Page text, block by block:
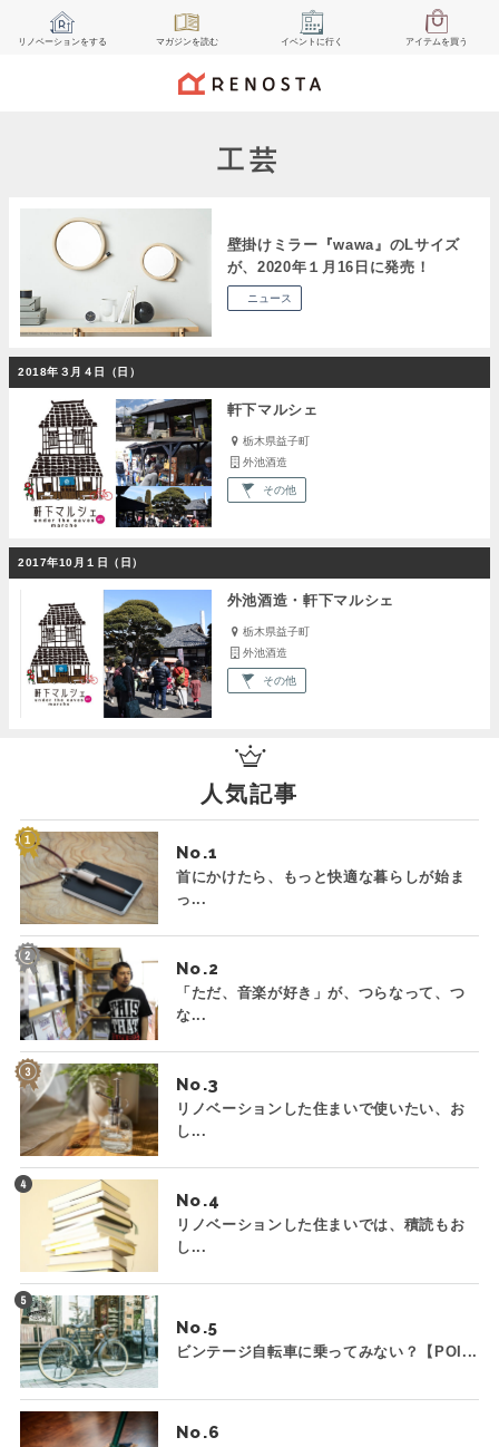
リノベーションをする マガジンを読む イベント に行く アイテムを買う
工芸
壁掛けミラー『wawa』のLサイズ
が、2020年１月16日に発売！
ニュース
2018年３月４日（日）
軒下マルシェ
栃木県益子町
外池酒造
その他
2017年10月１日（日）
外池酒造・軒下マルシェ
栃木県益子町
外池酒造
その他
人気記事
No.
首にかけたら、もっと快適な暮らしが始ま
っ...
No.
「ただ、音楽が好き」が、つらなって、つ
な...
No.
リノベーションした住まいで使いたい、お
し...
No.
リノベーションした住まいでは、積読もお
し...
No.
ビンテージ自転車に乗ってみない？【POI...
No.